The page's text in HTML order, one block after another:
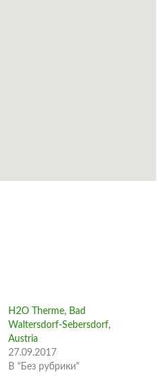
H2O Therme, Bad
Waltersdorf-Sebersdorf,
Austria
27.09.2017
В "Без рубрики"